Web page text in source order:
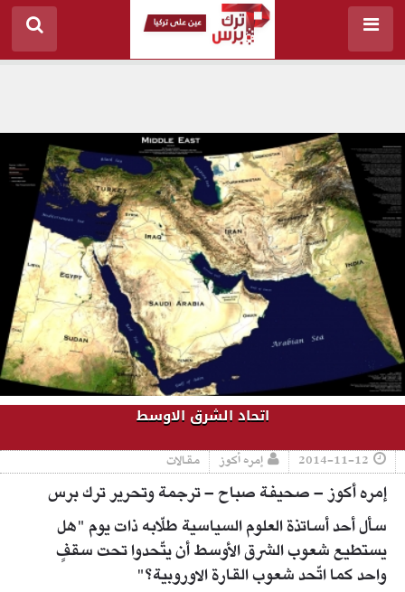
اتحاد الشرق الاوسط
2014-11-12 إمره أكوز مقالات
إمره أكوز – صحيفة صباح – ترجمة وتحرير ترك برس
سأل أحد أساتذة العلوم السياسية طلّابه ذات يوم "هل
يستطيع شعوب الشرق الأوسط أن يتّحدوا تحت سقفٍ
واحد كما اتّحد شعوب القارة الاوروبية؟"